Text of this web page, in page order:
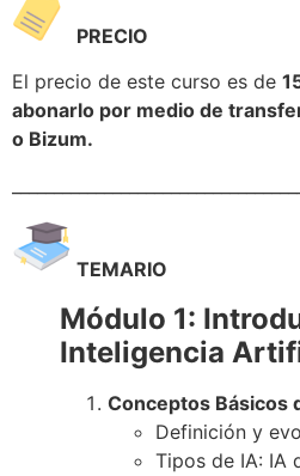
PRECIO
El precio de este curso es de
abonarlo por medio de
o Bizum.
TEMARIO
Módulo 1:
Inteligencia
Conceptos Básicos
Definición y
Tipos de IA: IA